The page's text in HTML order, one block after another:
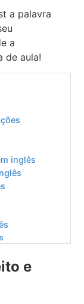
a palavra
a
de aula!
inglês
e